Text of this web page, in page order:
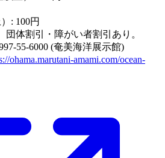
: 100円
体割引・障がい者割引あり。
55-6000 (奄美海洋展示館)
ohama.marutani-amami.com/ocean-